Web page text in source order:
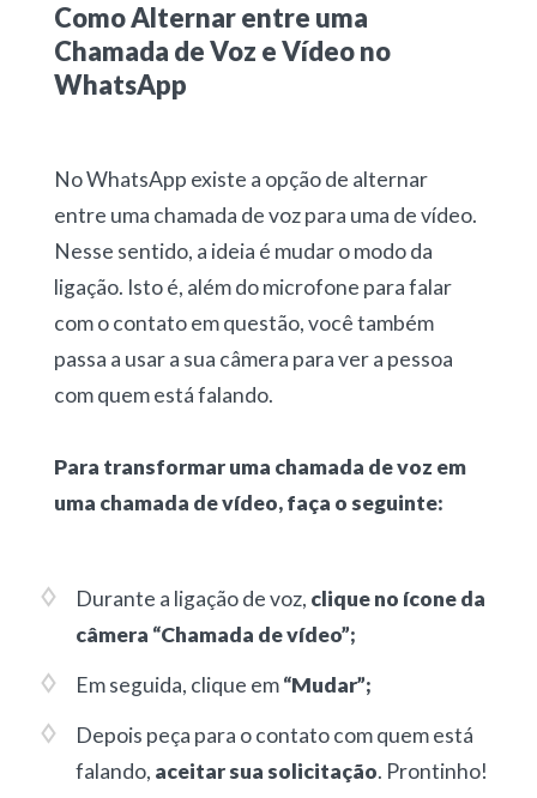
Como Alternar entre uma
Chamada de Voz e Vídeo no
WhatsApp
No WhatsApp existe a opção de alternar
entre uma chamada de voz para uma de vídeo.
Nesse sentido, a ideia é mudar o modo da
ligação. Isto é, além do microfone para falar
com o contato em questão, você também
passa a usar a sua câmera para ver a pessoa
com quem está falando.
Para transformar uma chamada de voz em
uma chamada de vídeo, faça o seguinte:
Durante a ligação de voz, clique no ícone da
câmera “Chamada de vídeo”;
Em seguida, clique em“Mudar”;
Depois peça para o contato com quem está
falando, aceitar sua solicitação. Prontinho!